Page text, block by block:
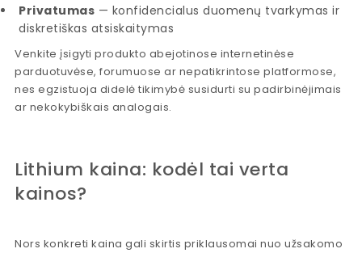
Privatumas — konfidencialus duomenų tvarkymas ir
diskretiškas atsiskaitymas
Venkite įsigyti produkto abejotinose internetinėse
parduotuvėse, forumuose ar nepatikrintose platformose,
nes egzistuoja didelė tikimybė susidurti su padirbinėjimais
ar nekokybiškais analogais.
Lithium kaina: kodėl tai verta
kainos?
Nors konkreti kaina gali skirtis priklausomai nuo užsakomo